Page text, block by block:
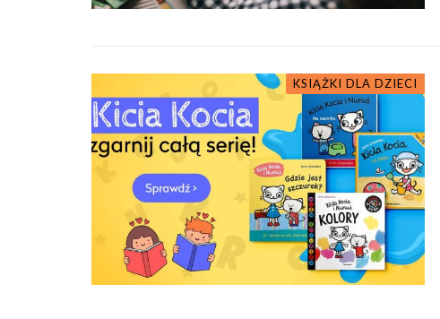
KSIĄŻKI DLA DZIECI